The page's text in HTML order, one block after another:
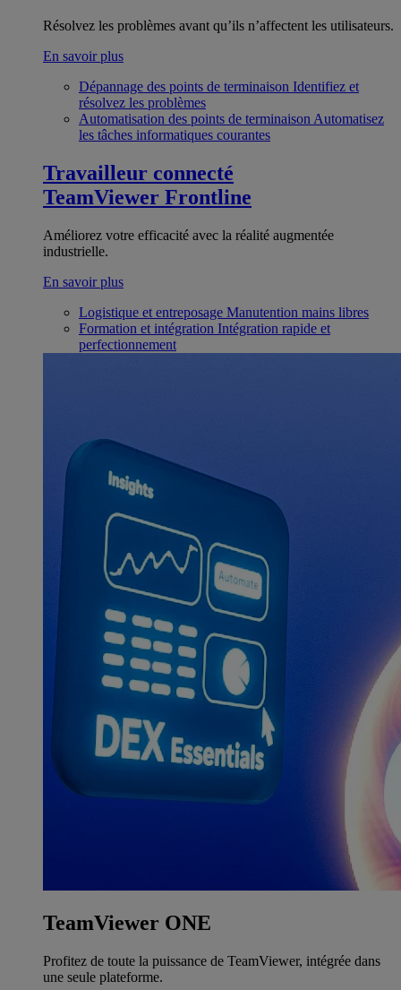
Résolvez les problèmes avant qu’ils n’affectent les utilisateurs.
En savoir plus
Dépannage des points de terminaison Identifiez et
résolvez les problèmes
Automatisation des points de terminaison Automatisez
les tâches informatiques courantes
Travailleur connecté
TeamViewer Frontline
Améliorez votre efficacité avec la réalité augmentée
industrielle.
En savoir plus
Logistique et entreposage Manutention mains libres
Formation et intégration Intégration rapide et
perfectionnement
TeamViewer ONE
Profitez de toute la puissance de TeamViewer, intégrée dans
une seule plateforme.